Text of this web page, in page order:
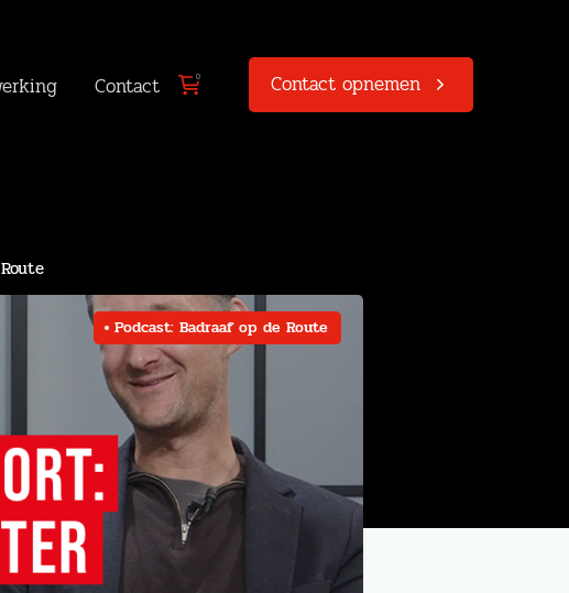
Contact 0 Contact opnemen
Podcast: Badraaf op de Route